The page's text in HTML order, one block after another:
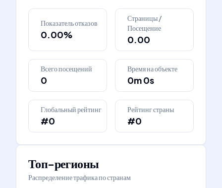
Показатель отказов
0.00%
Страницы /
Посещение
0.00
Всего посещений
0
Время на объекте
0m 0s
Глобальный рейтинг
#0
Рейтинг страны
#0
Топ-регионы
Распределение трафика по странам